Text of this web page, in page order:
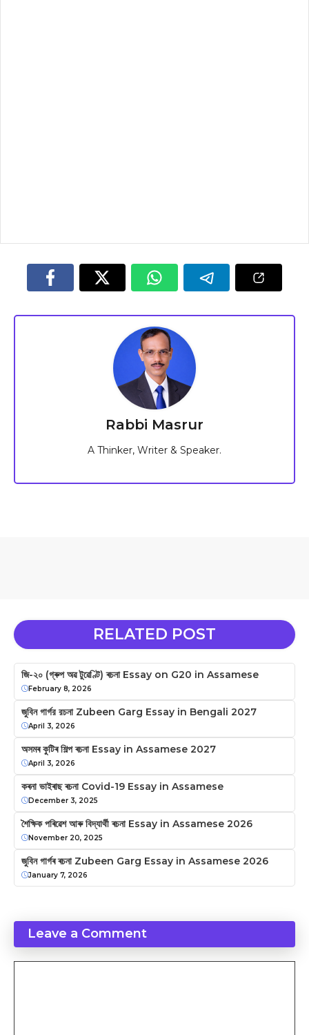
Rabbi Masrur
A Thinker, Writer & Speaker.
RELATED POST
জি-২০ (গ্ৰুপ অৱ টুৱেণ্টি) ৰচনা Essay on G20 in Assamese
February 8, 2026
জুবিন গাৰ্গর রচনা Zubeen Garg Essay in Bengali 2027
April 3, 2026
অসমৰ কুটিৰ শিল্প ৰচনা Essay in Assamese 2027
April 3, 2026
কৰনা ভাইৰাছ ৰচনা Covid-19 Essay in Assamese
December 3, 2025
শৈক্ষিক পৰিৱেশ আৰু বিদ্যার্থী ৰচনা Essay in Assamese 2026
November 20, 2025
জুবিন গাৰ্গৰ ৰচনা Zubeen Garg Essay in Assamese 2026
January 7, 2026
Leave a Comment